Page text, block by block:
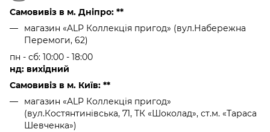
Самовивіз в м. Дніпро: **
магазин «ALP Коллекція пригод» (вул.Набережна
Перемоги, 62)
пн - сб: 10:00 - 18:00
нд: вихідний
Самовивіз в м. Київ: **
магазин «ALP Коллекція пригод»
(вул.Костянтинівська, 71, ТК «Шоколад», ст.м. «Тараса
Шевченка»)